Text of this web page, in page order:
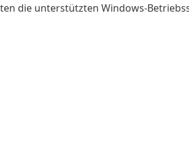
die unterstützten Windows-